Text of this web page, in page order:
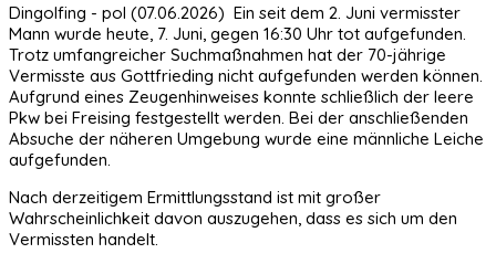
Dingolfing - pol (07.06.2026) Ein seit dem 2. Juni vermisster
Mann wurde heute, 7. Juni, gegen 16:30 Uhr tot aufgefunden.
Trotz umfangreicher Suchmaßnahmen hat der 70-jährige
Vermisste aus Gottfrieding nicht aufgefunden werden können.
Aufgrund eines Zeugenhinweises konnte schließlich der leere
Pkw bei Freising festgestellt werden. Bei der anschließenden
Absuche der näheren Umgebung wurde eine männliche Leiche
aufgefunden.
Nach derzeitigem Ermittlungsstand ist mit großer
Wahrscheinlichkeit davon auszugehen, dass es sich um den
Vermissten handelt.